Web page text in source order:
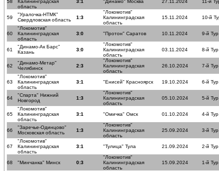
58
Калининградская
область
3:1 "Динамо" Москва 27.11.2024 11-й
59
"Уралочка-НТМК"
Свердловская область
1:3
"Локомотив"
Калининградская
область
15.11.2024 10-й
60
"Локомотив"
Калининградская
область
3:0 "Протон" Саратов 10.11.2024 9-й Тур
61
"Динамо-Ак Барс"
Казань
3:0
"Локомотив"
Калининградская
область
03.11.2024 8-й Тур
62
"Динамо-Метар"
Челябинск
2:3
"Локомотив"
Калининградская
область
26.10.2024 7-й Тур
63
"Локомотив"
Калининградская
область
3:1 "Енисей" Красноярск 19.10.2024 6-й Тур
64
"Спарта" Нижний
Новгород
1:3
"Локомотив"
Калининградская
область
05.10.2024 5-й Тур
65
"Локомотив"
Калининградская
область
3:1 "Омичка" Омск 01.10.2024 4-й Тур
66
"Заречье-Одинцово"
Московская область
1:3
"Локомотив"
Калининградская
область
25.09.2024 3-й Тур
67
"Локомотив"
Калининградская
область
3:1 "Тулица" Тула 21.09.2024 2-й Тур
68 "Минчанка" Минск 0:3
"Локомотив"
Калининградская
область
15.09.2024 1-й Тур